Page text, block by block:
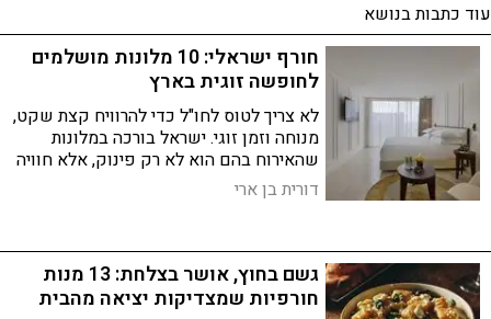
עוד כתבות בנושא
חורף ישראלי: 10 מלונות מושלמים
לחופשה זוגית בארץ
לא צריך לטוס לחו"ל כדי להרוויח קצת שקט,
מנוחה וזמן זוגי. ישראל בורכה במלונות
שהאירוח בהם הוא לא רק פינוק, אלא חוויה
את המצברים האישיים והזוגיים
דורית בן ארי
גשם בחוץ, אושר בצלחת: 13 מנות
חורפיות שמצדיקות יציאה מהבית